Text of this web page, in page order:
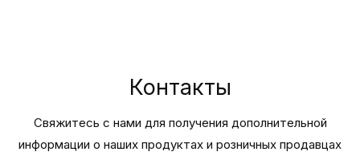
Контакты
Свяжитесь с нами для получения дополнительной
информации о наших продуктах и розничных продавцах